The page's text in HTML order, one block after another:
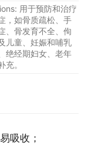
用于预防和治疗
，如骨质疏松、手
、骨发育不全、佝
儿童、妊娠和哺乳
绝经期妇女、老年
充。
吸收；